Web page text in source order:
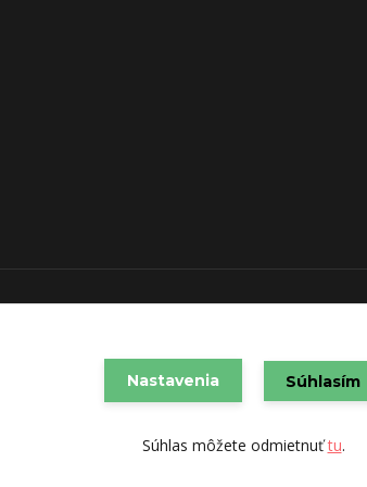
Vytvorené na
Eshop-rychlo.sk
Nastavenia Súhlasím
Súhlas môžete odmietnuťtu.